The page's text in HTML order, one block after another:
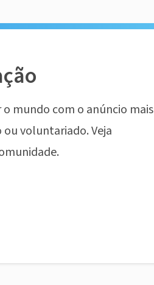
mundo com o anúncio mais
voluntariado. Veja